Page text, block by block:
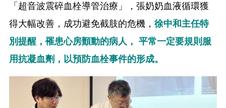
「超音波震碎血栓導管治療」，張奶奶血液循環獲
得大幅改善，成功避免截肢的危機， 徐中和主任特
別提醒，罹患心房顫動的病人， 平常一定要規則服
用抗凝血劑，以預防血栓事件的形成。